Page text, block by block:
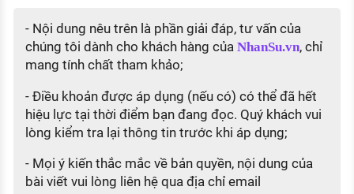
- Nội dung nêu trên là phần giải đáp, tư vấn của
chúng tôi dành cho khách hàng của NhanSu.vn, chỉ
mang tính chất tham khảo;
- Điều khoản được áp dụng (nếu có) có thể đã hết
hiệu lực tại thời điểm bạn đang đọc. Quý khách vui
lòng kiểm tra lại thông tin trước khi áp dụng;
- Mọi ý kiến thắc mắc về bản quyền, nội dung của
bài viết vui lòng liên hệ qua địa chỉ email